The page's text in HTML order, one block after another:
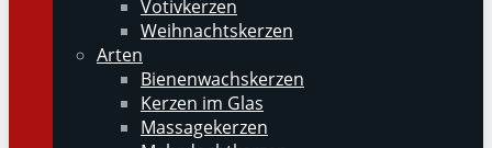
Votivkerzen
Weihnachtskerzen
Arten
Bienenwachskerzen
Kerzen im Glas
Massagekerzen